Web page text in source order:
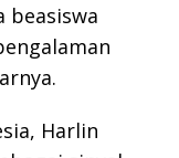
beasiswa
Harlin